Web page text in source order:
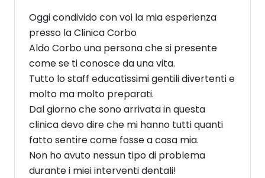
Oggi condivido con voi la mia esperienza
presso la Clinica Corbo
Aldo Corbo una persona che si presente
come se ti conosce da una vita.
Tutto lo staff educatissimi gentili divertenti e
molto ma molto preparati.
Dal giorno che sono arrivata in questa
clinica devo dire che mi hanno tutti quanti
fatto sentire come fosse a casa mia.
Non ho avuto nessun tipo di problema
durante i miei interventi dentali!